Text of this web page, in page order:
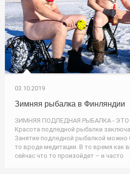
03.10.2019
Зимняя рыбалка в Финляндии
ЗИМНЯЯ ПОДЛЕДНАЯ РЫБАЛКА -
Красота подледной рыбалки
Занятие подледной рыбалкой можно
то вроде медитации. В то время как
сейчас что то произойдет – и часто